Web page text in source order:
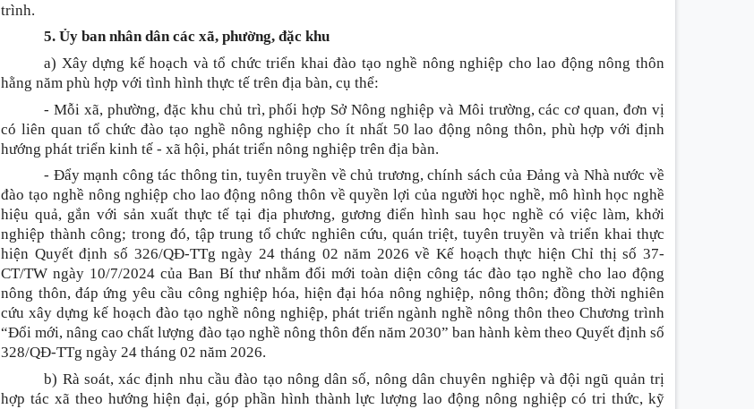
trình.
5. Ủy ban nhân dân các xã, phường, đặc khu
a) Xây dựng kế hoạch và tổ chức triển khai đào tạo nghề nông nghiệp cho lao động nông thôn
hằng năm phù hợp với tình hình thực tế trên địa bàn, cụ thể:
- Mỗi xã, phường, đặc khu chủ trì, phối hợp Sở Nông nghiệp và Môi trường, các cơ quan, đơn vị
có liên quan tổ chức đào tạo nghề nông nghiệp cho ít nhất 50 lao động nông thôn, phù hợp với định
hướng phát triển kinh tế - xã hội, phát triển nông nghiệp trên địa bàn.
- Đẩy mạnh công tác thông tin, tuyên truyền về chủ trương, chính sách của Đảng và Nhà nước về
đào tạo nghề nông nghiệp cho lao động nông thôn về quyền lợi của người học nghề, mô hình học nghề
hiệu quả, gắn với sản xuất thực tế tại địa phương, gương điển hình sau học nghề có việc làm, khởi
nghiệp thành công; trong đó, tập trung tổ chức nghiên cứu, quán triệt, tuyên truyền và triển khai thực
hiện Quyết định số 326/QĐ-TTg ngày 24 tháng 02 năm 2026 về Kế hoạch thực hiện Chỉ thị số 37-
CT/TW ngày 10/7/2024 của Ban Bí thư nhằm đổi mới toàn diện công tác đào tạo nghề cho lao động
nông thôn, đáp ứng yêu cầu công nghiệp hóa, hiện đại hóa nông nghiệp, nông thôn; đồng thời nghiên
cứu xây dựng kế hoạch đào tạo nghề nông nghiệp, phát triển ngành nghề nông thôn theo Chương trình
“Đổi mới, nâng cao chất lượng đào tạo nghề nông thôn đến năm 2030” ban hành kèm theo Quyết định số
328/QĐ-TTg ngày 24 tháng 02 năm 2026.
b) Rà soát, xác định nhu cầu đào tạo nông dân số, nông dân chuyên nghiệp và đội ngũ quản trị
hợp tác xã theo hướng hiện đại, góp phần hình thành lực lượng lao động nông nghiệp có tri thức, kỹ